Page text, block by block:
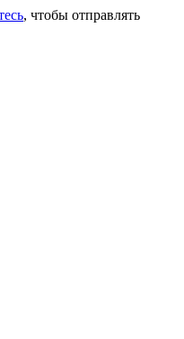
, чтобы отправлять